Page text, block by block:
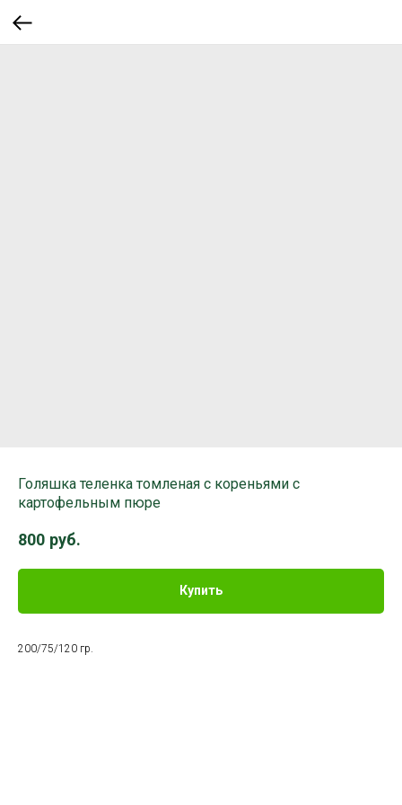
Голяшка теленка томленая с кореньями с
картофельным пюре
800 руб.
Купить
200/75/120 гр.